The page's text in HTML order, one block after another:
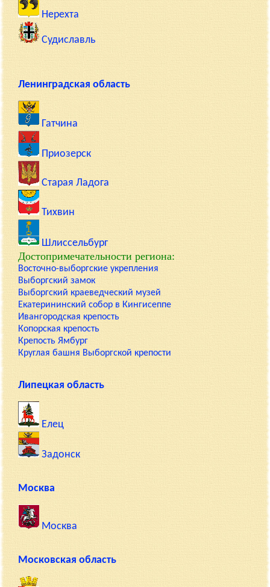
Нерехта
Судиславль
Ленинградская область
Гатчина
Приозерск
Старая Ладога
Тихвин
Шлиссельбург
Достопримечательности региона:
Восточно-выборгские укрепления
Выборгский замок
Выборгский краеведческий музей
Екатерининский собор в Кингисеппе
Ивангородская крепость
Копорская крепость
Крепость Ямбург
Круглая башня Выборгской крепости
Липецкая область
Елец
Задонск
Москва
Москва
Московская область